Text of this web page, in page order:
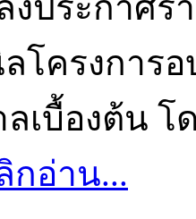
โครงการ
เบื้องต้น โ
กอ่าน...